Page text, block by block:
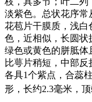
淡紫色。总状花序常
花苞片干膜质，浅白
色，近相似，长圆状
绿色或黄色的胼胝体
比萼片稍短，中部反
各具1个紫点，合蕊
形，长约2.3毫米，